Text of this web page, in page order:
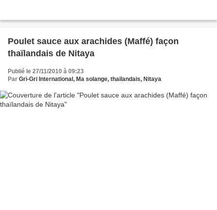
Poulet sauce aux arachides (Maffé) façon
thaïlandais de Nitaya
Publié le 27/11/2010 à 09:23
Par Gri-Gri International, Ma solange, thaïlandais, Nitaya